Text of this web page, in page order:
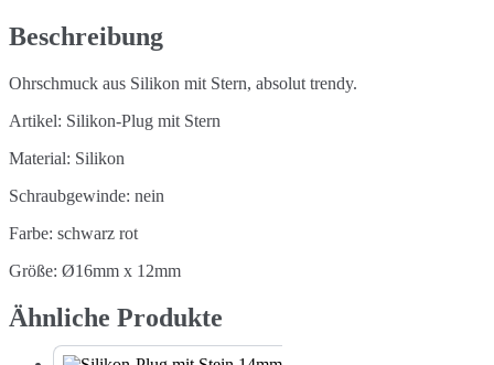
Beschreibung
Ohrschmuck aus Silikon mit Stern, absolut trendy.
Artikel: Silikon-Plug mit Stern
Material: Silikon
Schraubgewinde: nein
Farbe: schwarz rot
Größe: Ø16mm x 12mm
Ähnliche Produkte